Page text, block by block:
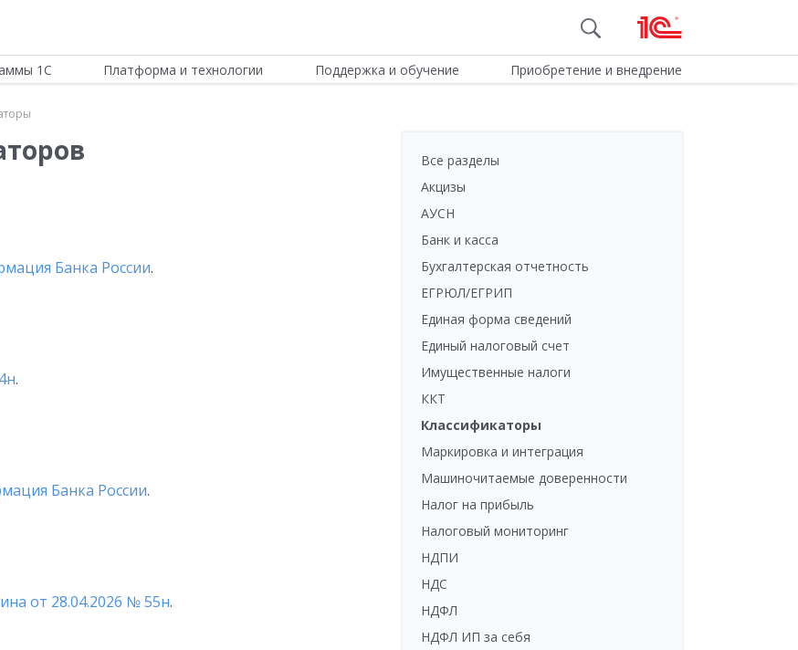
1С Платформа и технологии Поддержка и обучение Приобретение и внедрение
Банка России.
.
Банка России.
от 28.04.2026 № 55н.
Все разделы
Акцизы
АУСН
Банк и касса
Бухгалтерская отчетность
ЕГРЮЛ/ЕГРИП
Единая форма сведений
Единый налоговый счет
Имущественные налоги
ККТ
Классификаторы
Маркировка и интеграция
Машиночитаемые доверенности
Налог на прибыль
Налоговый мониторинг
НДПИ
НДС
НДФЛ
НДФЛ ИП за себя